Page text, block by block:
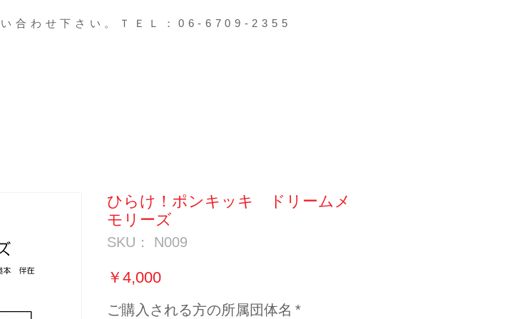
い合わせ下さい。ＴＥＬ：06-6709-2355
ひらけ！ポンキッキ ドリームメ
モリーズ
SKU： N009
￥4,000価
ご購入される方の所属団体名 *